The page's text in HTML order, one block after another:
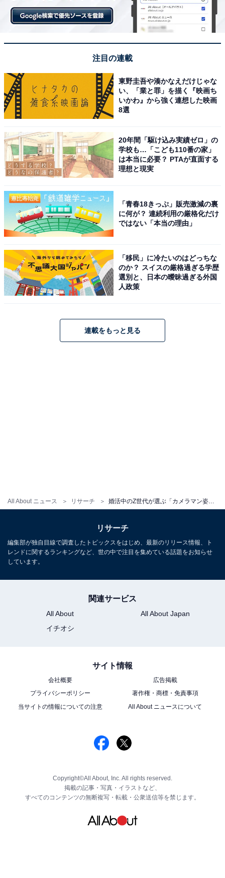
All About ニュース リサーチ 婚活中のZ世代が選ぶ「カメラマン姿が似合う男性芸能人」ランキング！ 2位は「菅田将暉」、では1位は？
こちらもおすすめ
Z世代が選ぶ「“天才探偵役”が似合う有名人」ラ
ンキング！ 2位は「山田涼介」、では1位は？
1
注目の連載
東野圭吾や湊かなえだけじゃな
い、「業と罪」を描く『映画ち
いかわ』から強く連想した映画
8選
20年間「駆け込み実績ゼロ」の
学校も…「こども110番の家」
は本当に必要？ PTAが直面する
理想と現実
「青春18きっぷ」販売激減の裏
に何が？ 連続利用の厳格化だけ
ではない「本当の理由」
「移民」に冷たいのはどっちな
のか？ スイスの厳格過ぎる学歴
選別と、日本の曖昧過ぎる外国
人政策
連載をもっと見る
リサーチ
編集部が独自目線で調査したトピックスをはじめ、最新のリリース情報、ト
レンドに関するランキングなど、世の中で注目を集めている話題をお知らせ
しています。
関連サービス
All About
All About Japan
イチオシ
サイト情報
会社概要
広告掲載
プライバシーポリシー
著作権・商標・免責事項
当サイトの情報についての注意
All About ニュースについて
Copyright©All About, Inc. All rights reserved.
掲載の記事・写真・イラストなど、
すべてのコンテンツの無断複写・転載・公衆送信等を禁じます。